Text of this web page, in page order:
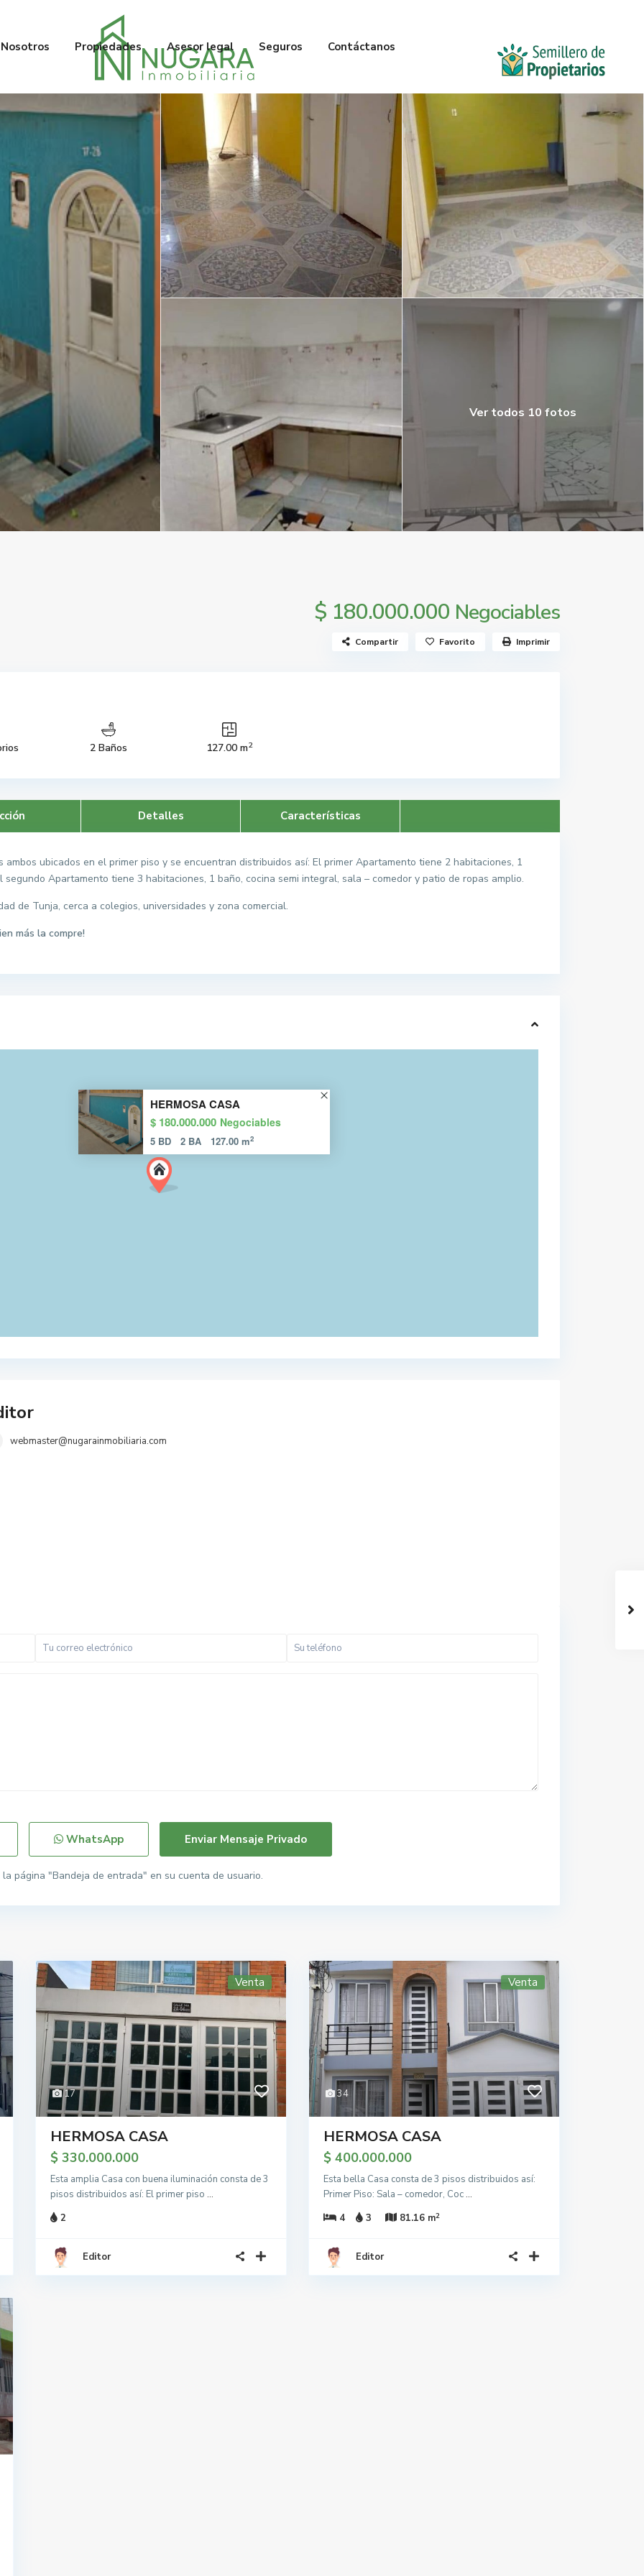
Nosotros Propiedades Asesor legal Seguros Contáctanos
Ver todos 10 fotos
$ 180.000.000 Negociables
Compartir Favorito Imprimir
2 Baños 127.00 m2
Detalles Características
ubicados en el primer piso y se encuentran distribuidos así: El primer Apartamento tiene 2 habitaciones, 1
Apartamento tiene 3 habitaciones, 1 baño, cocina semi integral, sala – comedor y patio de ropas amplio.
de Tunja, cerca a colegios, universidades y zona comercial.
más la compre!
HERMOSA CASA
$ 180.000.000 Negociables
5 BD 2 BA 127.00 m2
webmaster@nugarainmobiliaria.com
WhatsApp
página "Bandeja de entrada" en su cuenta de usuario.
17
Venta
HERMOSA CASA
$ 330.000.000
Esta amplia Casa con buena iluminación consta de 3
pisos distribuidos así: El primer piso ...
2
Editor
34
Venta
HERMOSA CASA
$ 400.000.000
Esta bella Casa consta de 3 pisos distribuidos así:
Primer Piso: Sala – comedor, Coc...
4
3 81.16 m2
Editor